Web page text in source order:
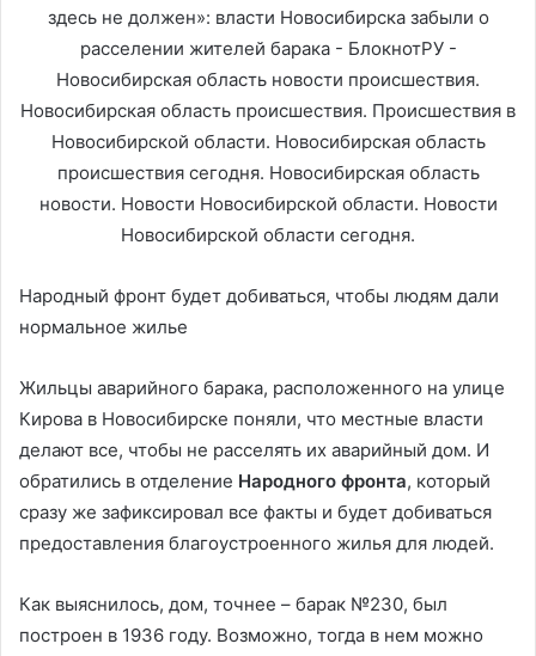
Народный фронт будет добиваться, чтобы людям дали
нормальное жилье
Жильцы аварийного барака, расположенного на улице
Кирова в Новосибирске поняли, что местные власти
делают все, чтобы не расселять их аварийный дом. И
обратились в отделение Народного фронта, который
сразу же зафиксировал все факты и будет добиваться
предоставления благоустроенного жилья для людей.
Как выяснилось, дом, точнее – барак №230, был
построен в 1936 году. Возможно, тогда в нем можно